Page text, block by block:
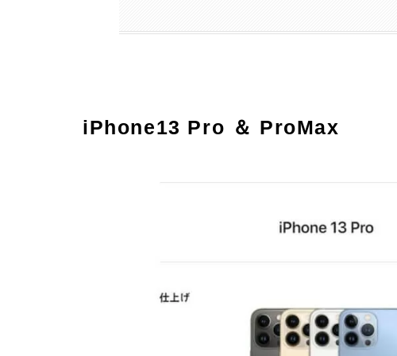
iPhone13 Pro ＆ ProMax